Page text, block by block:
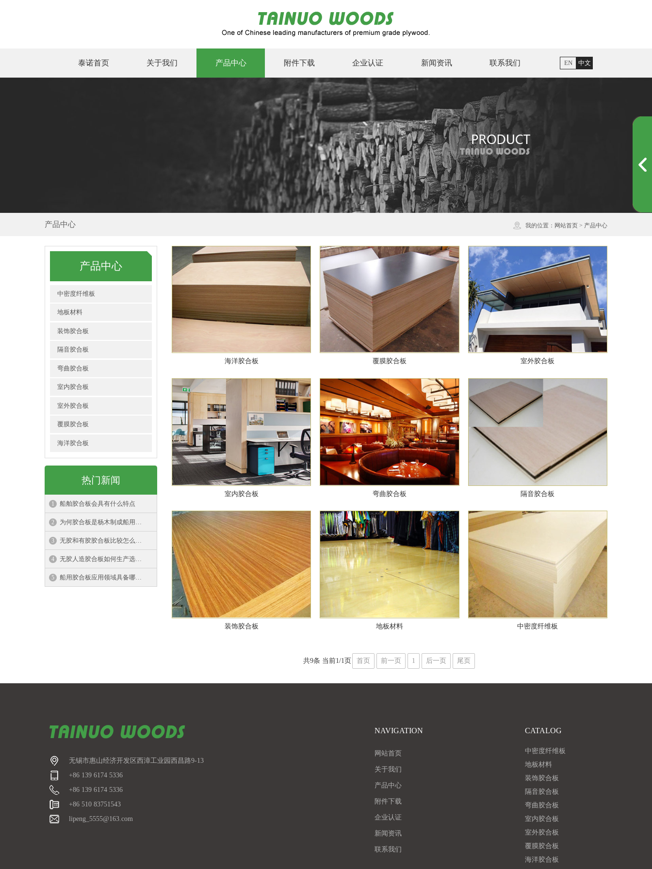
泰诺首页 关于我们 产品中心 附件下载 企业认证 新闻资讯 联系我们 中文
EN
产品中心 我的位置： 网站首页 > 产品中心
产品中心
中密度纤维板
地板材料
装饰胶合板
隔音胶合板
弯曲胶合板
室内胶合板
室外胶合板
覆膜胶合板
海洋胶合板
热门新闻
船舶胶合板会具有什么特点
为何胶合板是杨木制成船用胶合板特点
无胶和有胶胶合板比较怎么做出来的
无胶人造胶合板如何生产选择注意
船用胶合板应用领域具备哪些特性
海洋胶合板 覆膜胶合板 室外胶合板
室内胶合板 弯曲胶合板 隔音胶合板
装饰胶合板 地板材料 中密度纤维板
共9条 当前1/1页 首页 前一页 1 后一页 尾页
无锡市惠山经济开发区西漳工业园西昌路9-13
+86 139 6174 5336
+86 139 6174 5336
+86 510 83751543
lipeng_5555@163.com
NAVIGATION
网站首页
关于我们
产品中心
附件下载
企业认证
新闻资讯
联系我们
CATALOG
中密度纤维板
地板材料
装饰胶合板
隔音胶合板
弯曲胶合板
室内胶合板
室外胶合板
覆膜胶合板
海洋胶合板